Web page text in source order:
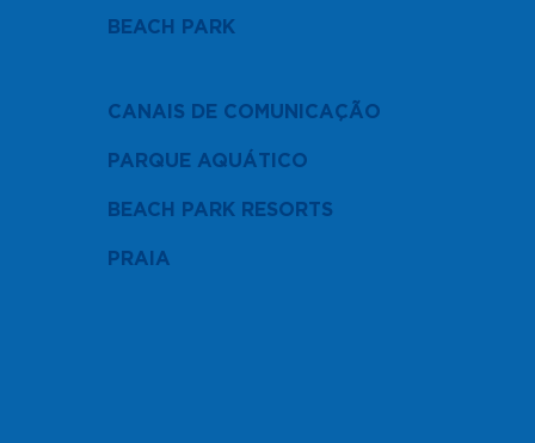
BEACH PARK
CANAIS DE COMUNICAÇÃO
PARQUE AQUÁTICO
BEACH PARK RESORTS
PRAIA